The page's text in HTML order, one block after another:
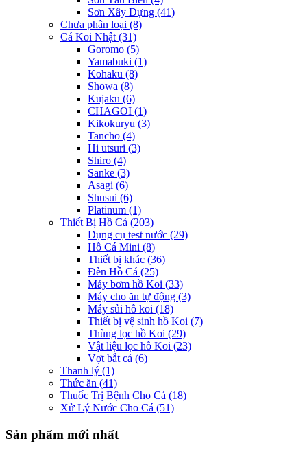
Sơn Xây Dựng (41)
Chưa phân loại (8)
Cá Koi Nhật(31)
Goromo (5)
Yamabuki (1)
Kohaku (8)
Showa (8)
Kujaku (6)
CHAGOI (1)
Kikokuryu (3)
Tancho (4)
Hi utsuri (3)
Shiro (4)
Sanke (3)
Asagi (6)
Shusui (6)
Platinum (1)
Thiết Bị Hồ Cá (203)
Dụng cụ test nước (29)
Hồ Cá Mini (8)
Thiết bị khác (36)
Đèn Hồ Cá (25)
Máy bơm hồ Koi (33)
Máy cho ăn tự động (3)
Máy sủi hồ koi (18)
Thiết bị vệ sinh hồ Koi (7)
Thùng lọc hồ Koi (29)
Vật liệu lọc hồ Koi (23)
Vợt bắt cá (6)
Thanh lý (1)
Thức ăn (41)
Thuốc Trị Bệnh Cho Cá (18)
Xử Lý Nước Cho Cá (51)
Sản phẩm mới nhất